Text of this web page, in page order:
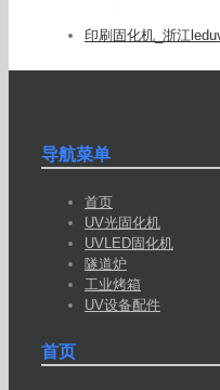
印刷固化机_浙江
导航菜单
首页
UV光固化机
UVLED固化机
隧道炉
工业烤箱
UV设备配件
首页